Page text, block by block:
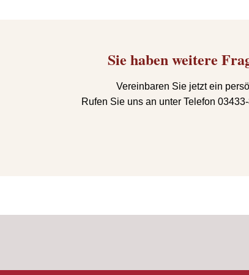
Sie haben weitere
Vereinbaren Sie jetzt ein
Rufen Sie uns an unter Telefon